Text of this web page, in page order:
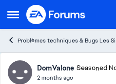
Open Side Menu
Skip to content
Problèmes techniques & Bugs Les
ForumDomValone Seasoned
2 months ago